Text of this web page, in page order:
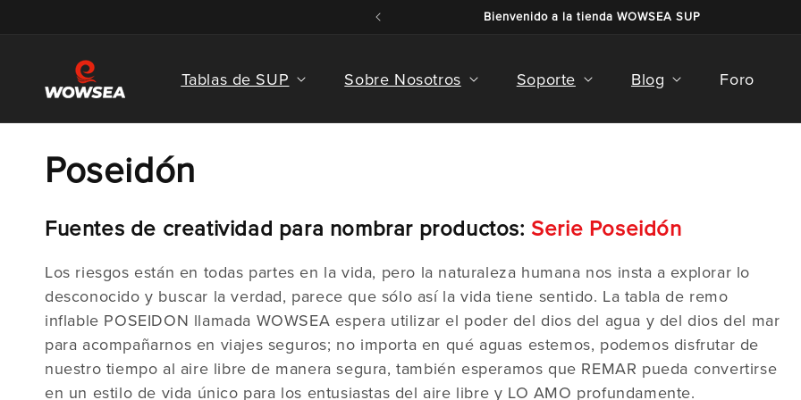
Bienvenido a la tienda WOWSEA SUP
Tablas de SUP Sobre Nosotros Soporte Blog Foro
C
o
l
e
c
Poseidón
Fuentes de creatividad para nombrar productos: Serie Poseidón
Los riesgos están en todas partes en la vida, pero la naturaleza humana nos insta a explorar lo
desconocido y buscar la verdad, parece que sólo así la vida tiene sentido. La tabla de remo
inflable POSEIDON llamada WOWSEA espera utilizar el poder del dios del agua y del dios del mar
para acompañarnos en viajes seguros; no importa en qué aguas estemos, podemos disfrutar de
nuestro tiempo al aire libre de manera segura, también esperamos que REMAR pueda convertirse
en un estilo de vida único para los entusiastas del aire libre y LO AMO profundamente.